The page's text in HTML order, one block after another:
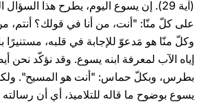
(آية 29). إن يسوع اليوم، يطرح هذا
على كلّ منّا: "أنت، من أنا في قولك؟ أنتم،
وكلّ منّا هو مَدعوّ للإجابة في قلبه، مستنيرًا
إياه الآب لمعرفة ابنه يسوع. وقد نؤكّد نحن
بطرس، وبكلّ حماس: "أنت هو المسيح".
يسوع بوضوح ما قاله للتلاميذ، أي أن